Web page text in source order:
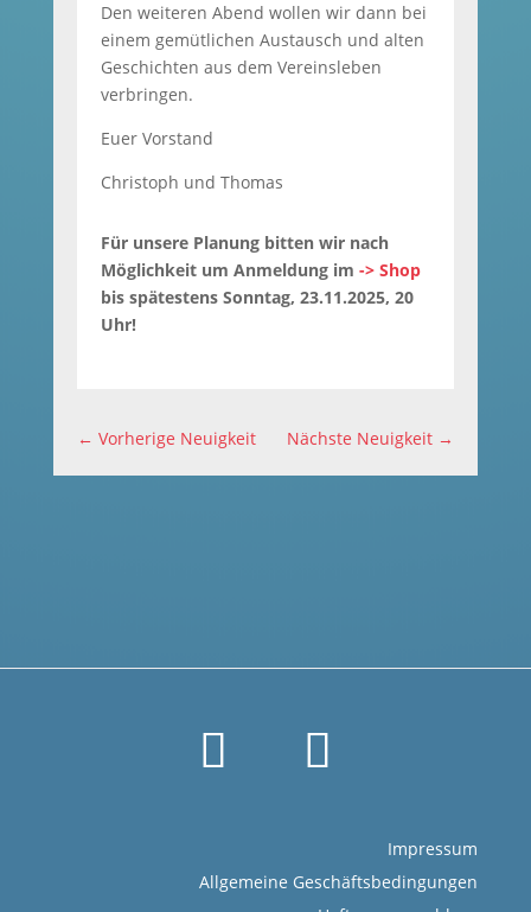
Den weiteren Abend wollen wir dann bei
einem gemütlichen Austausch und alten
Geschichten aus dem Vereinsleben
verbringen.
Euer Vorstand
Christoph und Thomas
Für unsere Planung bitten wir nach
Möglichkeit um Anmeldung im -> Shop
bis spätestens Sonntag, 23.11.2025, 20
Uhr!
← Vorherige Neuigkeit Nächste Neuigkeit →
Impressum
Allgemeine Geschäftsbedingungen